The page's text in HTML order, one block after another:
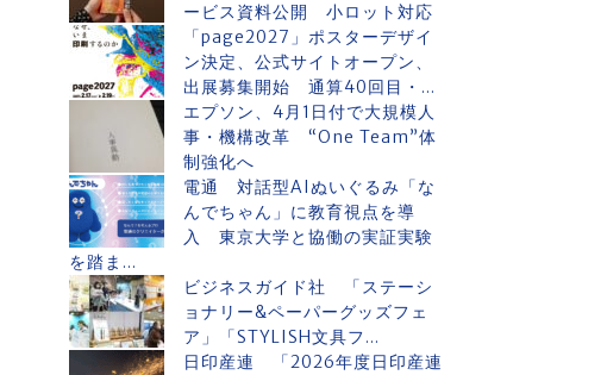
ービス資料公開 小ロット対応
「page2027」ポスターデザイ
ン決定、公式サイトオープン、
出展募集開始 通算40回目・...
エプソン、4月1日付で大規模人
事・機構改革 “One Team”体
制強化へ
電通 対話型AIぬいぐるみ「な
んでちゃん」に教育視点を導
入 東京大学と協働の実証実験
を踏ま...
ビジネスガイド社 「ステーシ
ョナリー&ペーパーグッズフェ
ア」「STYLISH文具フ...
日印産連 「2026年度日印産連